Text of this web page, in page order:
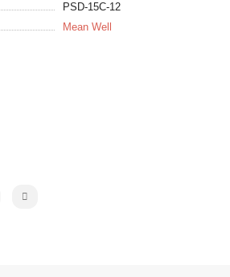
PSD-15C-12
Mean Well